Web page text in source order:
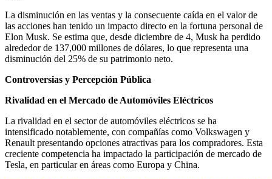
La disminución en las ventas y la consecuente caída en el valor de
las acciones han tenido un impacto directo en la fortuna personal de
Elon Musk. Se estima que, desde diciembre de 4, Musk ha perdido
alrededor de 137,000 millones de dólares, lo que representa una
disminución del 25% de su patrimonio neto. ​
Controversias y Percepción Pública
Rivalidad en el Mercado de Automóviles Eléctricos
La rivalidad en el sector de automóviles eléctricos se ha
intensificado notablemente, con compañías como Volkswagen y
Renault presentando opciones atractivas para los compradores. Esta
creciente competencia ha impactado la participación de mercado de
Tesla, en particular en áreas como Europa y China.